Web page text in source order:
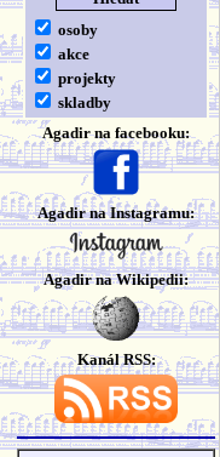
osoby
akce
projekty
skladby
Agadir na facebooku:
Agadir na Instagramu:
Agadir na Wikipedii:
Kanál RSS: